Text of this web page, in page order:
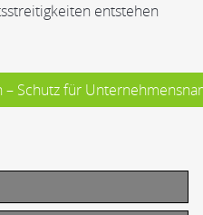
entstehen
Schutz für